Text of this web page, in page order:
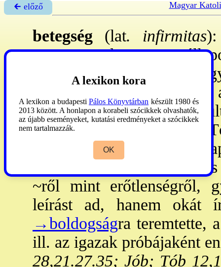
🡰 előző Magyar
betegség (lat. infirmitas
szervezetnek az az
eltérnek a normálistól,
esetben végleg
K-en a ~et a valamely
büntetésének tekintették.
nagyrészt varázslatra
démonűzés, a könyörgés
~ről mint erőtlenségről,
leírást ad, hanem okát
→boldogságra teremtette,
ill. az igazak próbájaként
28,21.27.35; Jób; Tób
A lexikon kora
A lexikon a budapesti Pálos Könyvtárban készült 1980 és
2013 között. A honlapon a korabeli szócikkek olvashatók,
az újabb eseményeket, kutatási eredményeket a szócikkek
nem tartalmazzák.
OK